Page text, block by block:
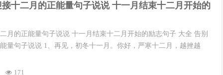
十二月的正能量句子说说 十一月结束十二月开始的
月的正能量句子说说 十一月结束十二月开始的励志句子 大全 告别
量句子说说 1、再见，初冬十一月。你好，严寒十二月，越挫越
171